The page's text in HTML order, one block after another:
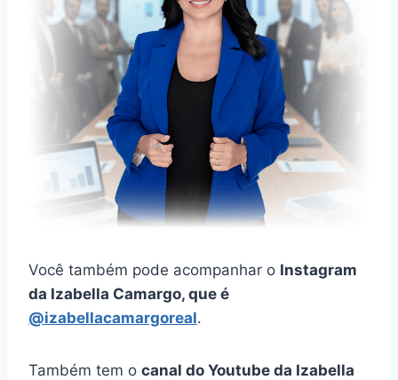
Você também pode acompanhar o Instagram
da Izabella Camargo, que é
@izabellacamargoreal.
Também tem o canal do Youtube da Izabella